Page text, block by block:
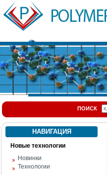
ПОИСК
НАВИГАЦИЯ
Новые технологии
Новинки
Технологии